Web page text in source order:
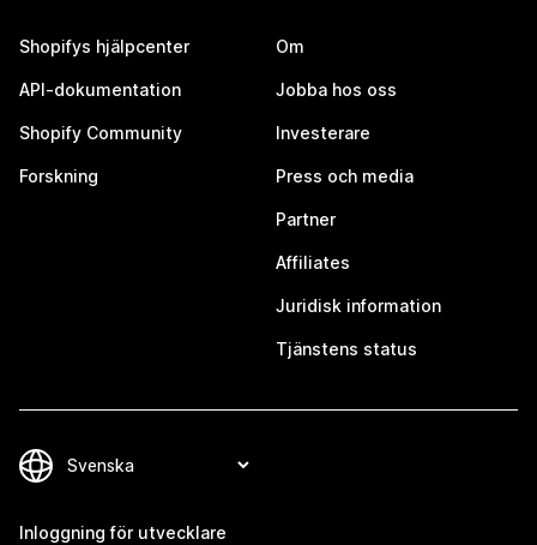
Shopifys hjälpcenter
API-dokumentation
Shopify Community
Forskning
Om
Jobba hos oss
Investerare
Press och media
Partner
Affiliates
Juridisk information
Tjänstens status
Inloggning för utvecklare